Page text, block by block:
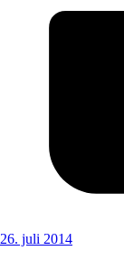
26. juli 2014